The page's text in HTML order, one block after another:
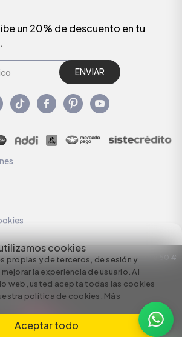
utilizamos cookies
propias y de terceros, de sesión y
la experiencia de usuario. Al
web, usted acepta todas las cookies
política de cookies. Más
Aceptar todo
un 20% de descuento en tu
ENVIAR
S.A. NIT: 890924167-6 Dirección: Carrera 50 #
by